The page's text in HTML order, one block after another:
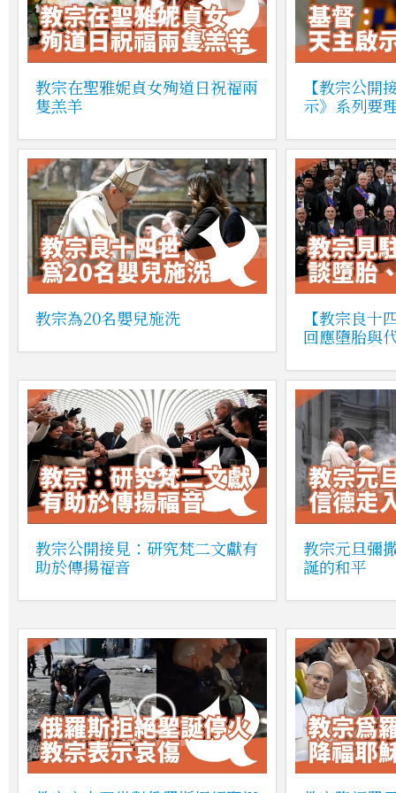
教宗在聖雅妮貞女殉道日祝福兩
隻羔羊
【教宗公開
示》系列要
教宗為20名嬰兒施洗
【教宗良十
回應墮胎與
教宗公開接見：研究梵二文獻有
助於傳揚福音
教宗元旦彌
誕的和平